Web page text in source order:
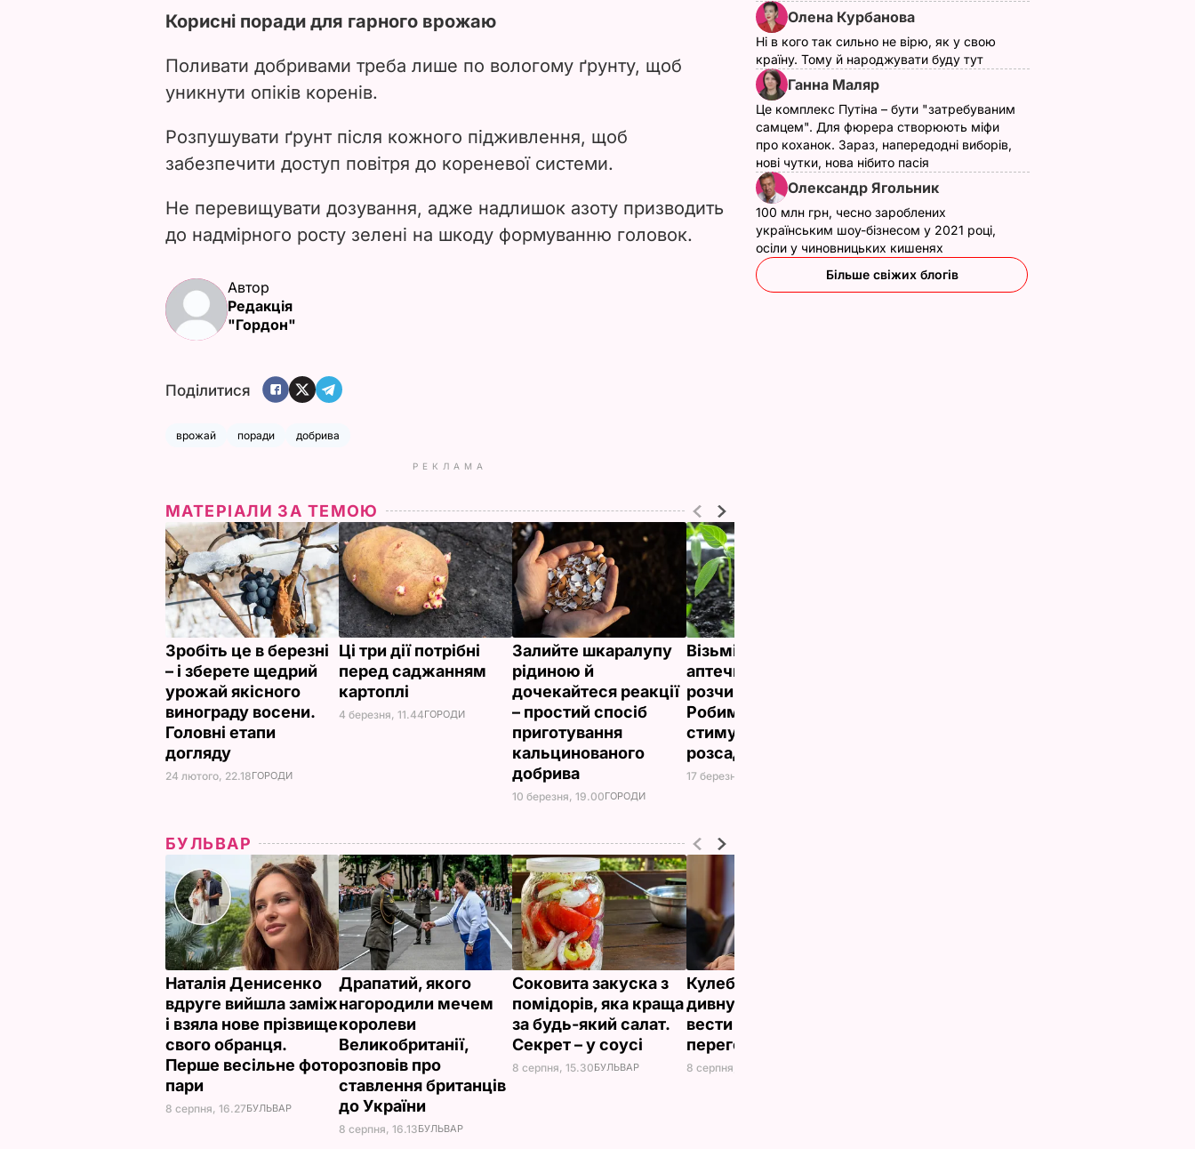
Корисні поради для гарного врожаю
Поливати добривами треба лише по вологому ґрунту, щоб
уникнути опіків коренів.
Розпушувати ґрунт після кожного підживлення, щоб
забезпечити доступ повітря до кореневої системи.
Не перевищувати дозування, адже надлишок азоту призводить
до надмірного росту зелені на шкоду формуванню головок.
Автор
Редакція
"Гордон"
Поділитися
врожай поради добрива
РЕКЛАМА
МАТЕРІАЛИ ЗА ТЕМОЮ
Зробіть це в березні
– і зберете щедрий
урожай якісного
винограду восени.
Головні етапи
догляду
24 лютого, 22.18ГОРОДИ
Ці три дії потрібні
перед саджанням
картоплі
4 березня, 11.44ГОРОДИ
Залийте шкаралупу
рідиною й
дочекайтеся реакції
– простий спосіб
приготування
кальцинованого
добрива
10 березня, 19.00ГОРОДИ
Візьміть таблетку в
аптечці й повністю
розчиніть у 1 л води.
Робимо потужний
стимулятор для
розсади
17 березня, 19.00
БУЛЬВАР
Наталія Денисенко
вдруге вийшла заміж
і взяла нове прізвище
свого обранця.
Перше весільне фото
пари
8 серпня, 16.27БУЛЬВАР
Драпатий, якого
нагородили мечем
королеви
Великобританії,
розповів про
ставлення британців
до України
8 серпня, 16.13БУЛЬВАР
Соковита закуска з
помідорів, яка краща
за будь-який салат.
Секрет – у соусі
8 серпня, 15.30БУЛЬВАР
Кулеба розповів про
дивну манеру Путіна
вести телефонні
переговори
8 серпня, 10.25
Олена Курбанова
Ні в кого так сильно не вірю, як у свою
країну. Тому й народжувати буду тут
Ганна Маляр
Це комплекс Путіна – бути "затребуваним
самцем". Для фюрера створюють міфи
про коханок. Зараз, напередодні виборів,
нові чутки, нова нібито пасія
Олександр Ягольник
100 млн грн, чесно зароблених
українським шоу-бізнесом у 2021 році,
осіли у чиновницьких кишенях
Більше свіжих блогів